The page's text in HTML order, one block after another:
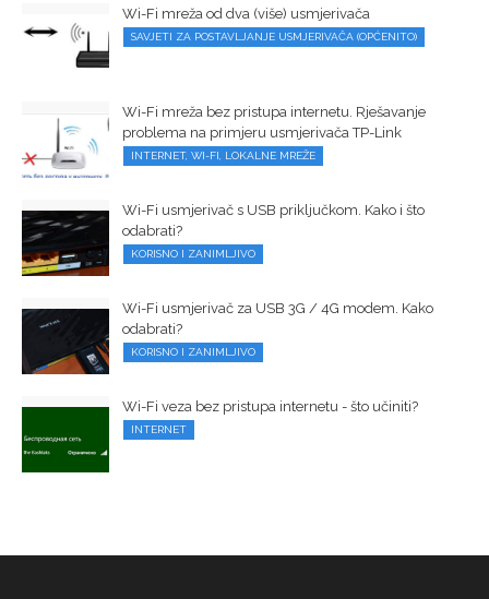
Wi-Fi mreža od dva (više) usmjerivača
SAVJETI ZA POSTAVLJANJE USMJERIVAČA (OPĆENITO)
Wi-Fi mreža bez pristupa internetu. Rješavanje
problema na primjeru usmjerivača TP-Link
INTERNET, WI-FI, LOKALNE MREŽE
Wi-Fi usmjerivač s USB priključkom. Kako i što
odabrati?
KORISNO I ZANIMLJIVO
Wi-Fi usmjerivač za USB 3G / 4G modem. Kako
odabrati?
KORISNO I ZANIMLJIVO
Wi-Fi veza bez pristupa internetu - što učiniti?
INTERNET